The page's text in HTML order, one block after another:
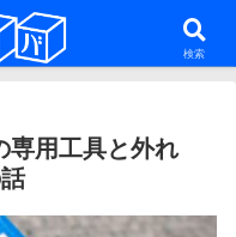
ードを話題にした雑多な自転車
専用工具と外れ
検索